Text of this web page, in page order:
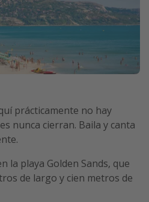
prácticamente no hay
nunca cierran. Baila y canta
la playa Golden Sands, que
de largo y cien metros de